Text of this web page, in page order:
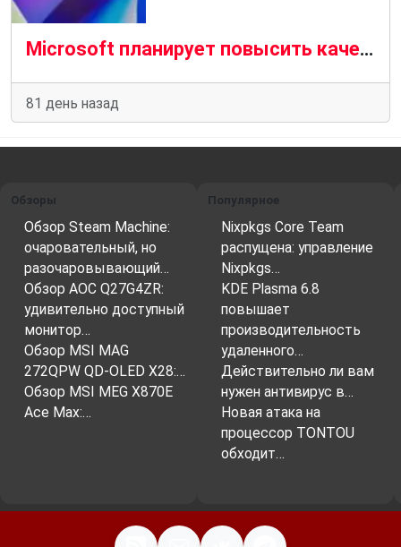
Microsoft планирует повысить качество драйверов для Windows 11 в 2026 году
81 день назад
Обзоры
Обзор Steam Machine:
очаровательный, но
разочаровывающий…
Обзор AOC Q27G4ZR:
удивительно доступный
монитор…
Обзор MSI MAG
272QPW QD-OLED X28:…
Обзор MSI MEG X870E
Ace Max:…
Популярное
Nixpkgs Core Team
распущена: управление
Nixpkgs…
KDE Plasma 6.8
повышает
производительность
удаленного…
Действительно ли вам
нужен антивирус в…
Новая атака на
процессор TONTOU
обходит…